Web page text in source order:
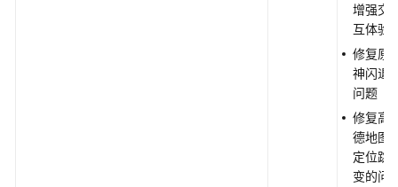
增强交
互体验
修复原
神闪退
问题
修复高
德地图
定位跳
变的问